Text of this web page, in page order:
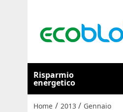
Risparmio
energetico
Home / 2013 / Gennaio